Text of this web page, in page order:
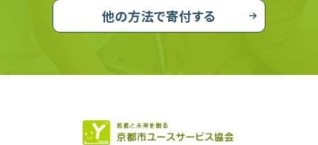
他の方法で寄付する